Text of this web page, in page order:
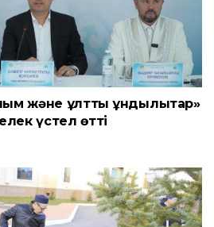
және ұлттық құндылықтар»
үстел өтті